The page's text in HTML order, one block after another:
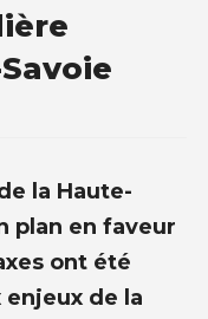
la Haute-
plan en faveur
ont été
de la